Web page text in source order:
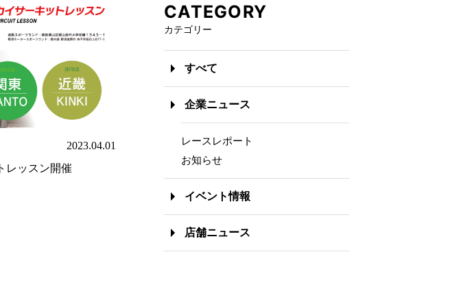
2023.04.01
レッスン開催
CATEGORY
カテゴリー
すべて
企業ニュース
レースレポート
お知らせ
イベント情報
店舗ニュース